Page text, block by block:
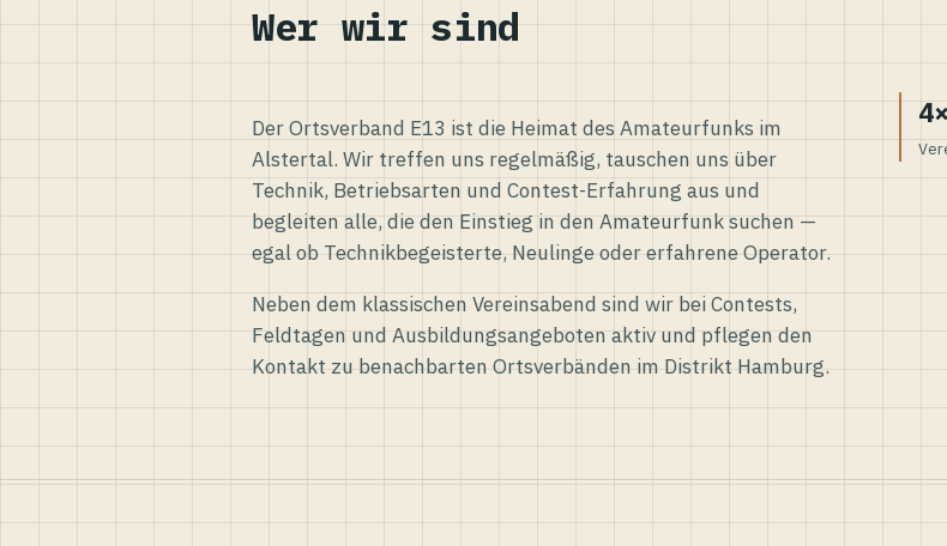
Wer wir sind
Der Ortsverband E13 ist die Heimat des Amateurfunks im
Alstertal. Wir treffen uns regelmäßig, tauschen uns über
Technik, Betriebsarten und Contest-Erfahrung aus und
begleiten alle, die den Einstieg in den Amateurfunk suchen —
egal ob Technikbegeisterte, Neulinge oder erfahrene Operator.
Neben dem klassischen Vereinsabend sind wir bei Contests,
Feldtagen und Ausbildungsangeboten aktiv und pflegen den
Kontakt zu benachbarten Ortsverbänden im Distrikt Hamburg.
4×